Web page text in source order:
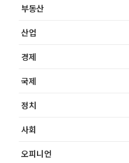
부동산
산업
경제
국제
정치
사회
오피니언